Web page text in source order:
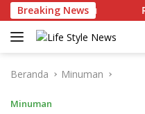
Langsung
ke
konten
Breaking News
Hijau Resep
Beranda Minuman
Minuman